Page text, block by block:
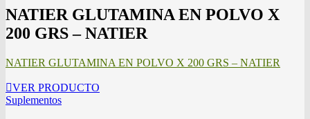
NATIER GLUTAMINA EN POLVO X
200 GRS – NATIER
NATIER GLUTAMINA EN POLVO X 200 GRS – NATIER
VER PRODUCTO
Suplementos